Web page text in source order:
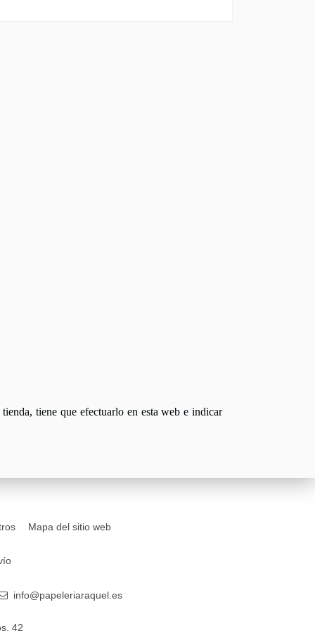
tiene que efectuarlo en esta web e indicar
Mapa del sitio web
info@papeleriaraquel.es
42